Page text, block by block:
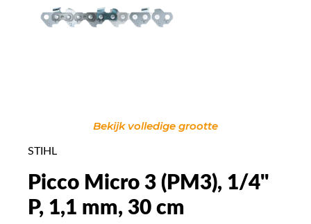
Bekijk volledige grootte
STIHL
Picco Micro 3 (PM3), 1/4"
P, 1,1 mm, 30 cm